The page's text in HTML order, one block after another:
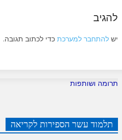
להגיב
יש להתחבר למערכת כדי לכתוב תגובה.
תרומה ושותפות
תלמוד עשר הספירות לקריאה